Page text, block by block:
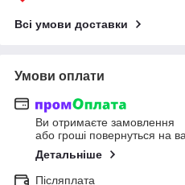
Всі умови доставки
Умови оплати
Ви отримаєте замовлення
або гроші повернуться на
Детальніше
Післяплата